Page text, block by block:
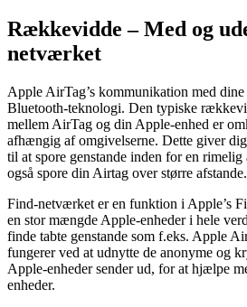
Rækkevidde – Med og
netværket
Apple AirTag’s kommunikation med dine
Bluetooth-teknologi. Den typiske
mellem AirTag og din Apple-enhed er
afhængig af omgivelserne. Dette giver
til at spore genstande inden for en
også spore din Airtag over større afstande.
Find-netværket er en funktion i Apple’s
en stor mængde Apple-enheder i hele
finde tabte genstande som f.eks. Apple
fungerer ved at udnytte de anonyme og
Apple-enheder sender ud, for at hjælpe
enheder.